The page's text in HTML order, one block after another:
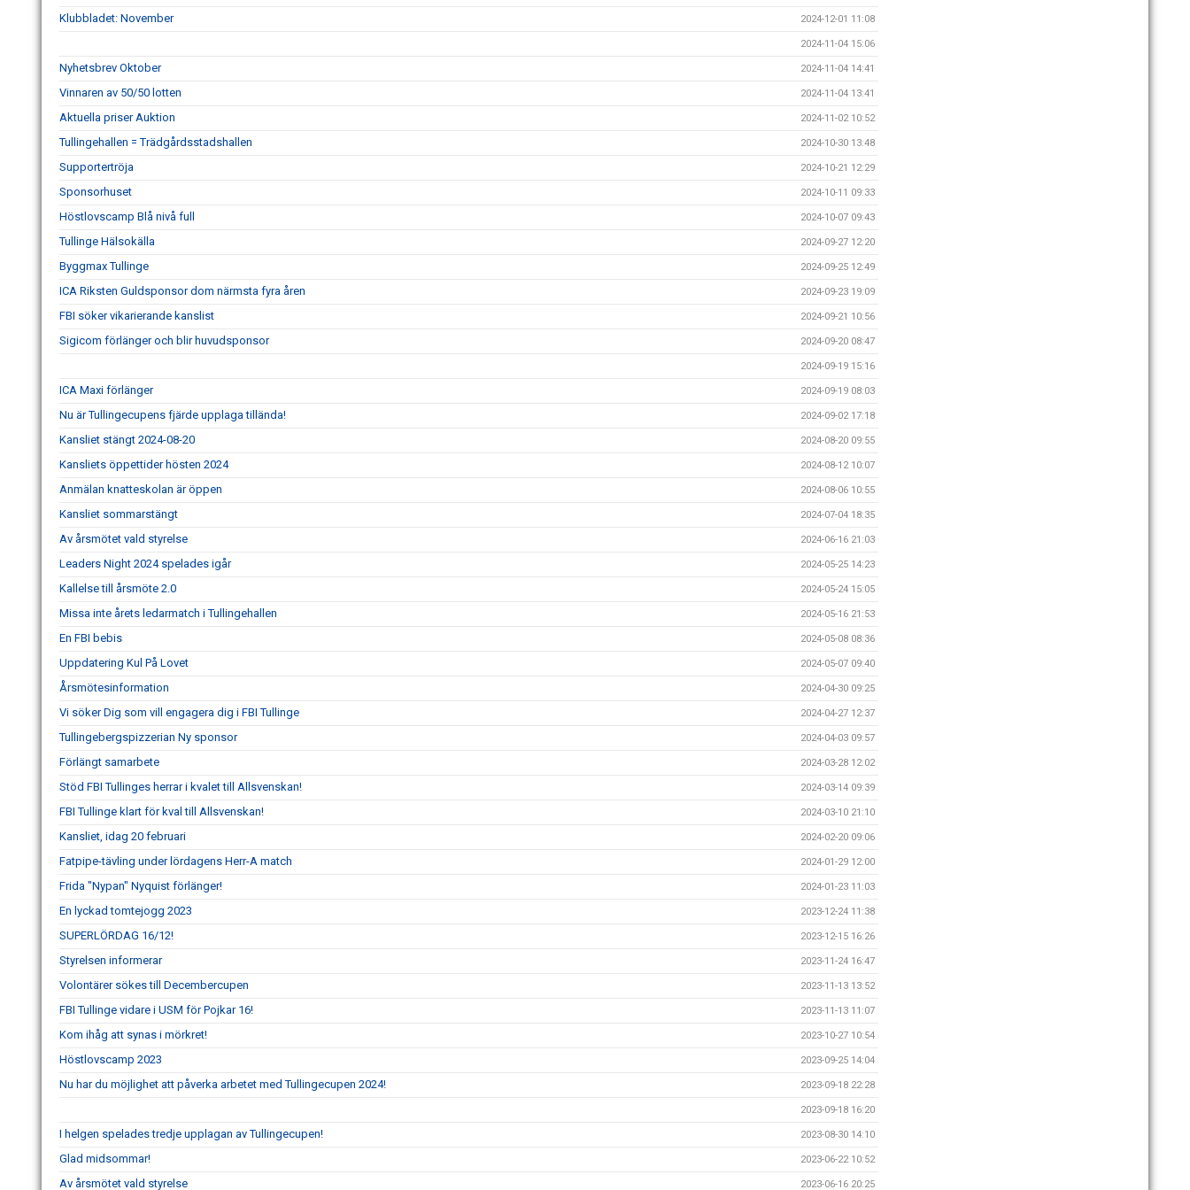
Klubbladet: November 2024-12-01 11:08
2024-11-04 15:06
Nyhetsbrev Oktober 2024-11-04 14:41
Vinnaren av 50/50 lotten 2024-11-04 13:41
Aktuella priser Auktion 2024-11-02 10:52
Tullingehallen = Trädgårdsstadshallen 2024-10-30 13:48
Supportertröja 2024-10-21 12:29
Sponsorhuset 2024-10-11 09:33
Höstlovscamp Blå nivå full 2024-10-07 09:43
Tullinge Hälsokälla 2024-09-27 12:20
Byggmax Tullinge 2024-09-25 12:49
ICA Riksten Guldsponsor dom närmsta fyra åren 2024-09-23 19:09
FBI söker vikarierande kanslist 2024-09-21 10:56
Sigicom förlänger och blir huvudsponsor 2024-09-20 08:47
2024-09-19 15:16
ICA Maxi förlänger 2024-09-19 08:03
Nu är Tullingecupens fjärde upplaga tillända! 2024-09-02 17:18
Kansliet stängt 2024-08-20 2024-08-20 09:55
Kansliets öppettider hösten 2024 2024-08-12 10:07
Anmälan knatteskolan är öppen 2024-08-06 10:55
Kansliet sommarstängt 2024-07-04 18:35
Av årsmötet vald styrelse 2024-06-16 21:03
Leaders Night 2024 spelades igår 2024-05-25 14:23
Kallelse till årsmöte 2.0 2024-05-24 15:05
Missa inte årets ledarmatch i Tullingehallen 2024-05-16 21:53
En FBI bebis 2024-05-08 08:36
Uppdatering Kul På Lovet 2024-05-07 09:40
Årsmötesinformation 2024-04-30 09:25
Vi söker Dig som vill engagera dig i FBI Tullinge 2024-04-27 12:37
Tullingebergspizzerian Ny sponsor 2024-04-03 09:57
Förlängt samarbete 2024-03-28 12:02
Stöd FBI Tullinges herrar i kvalet till Allsvenskan! 2024-03-14 09:39
FBI Tullinge klart för kval till Allsvenskan! 2024-03-10 21:10
Kansliet, idag 20 februari 2024-02-20 09:06
Fatpipe-tävling under lördagens Herr-A match 2024-01-29 12:00
Frida "Nypan" Nyquist förlänger! 2024-01-23 11:03
En lyckad tomtejogg 2023 2023-12-24 11:38
SUPERLÖRDAG 16/12! 2023-12-15 16:26
Styrelsen informerar 2023-11-24 16:47
Volontärer sökes till Decembercupen 2023-11-13 13:52
FBI Tullinge vidare i USM för Pojkar 16! 2023-11-13 11:07
Kom ihåg att synas i mörkret! 2023-10-27 10:54
Höstlovscamp 2023 2023-09-25 14:04
Nu har du möjlighet att påverka arbetet med Tullingecupen 2024! 2023-09-18 22:28
2023-09-18 16:20
I helgen spelades tredje upplagan av Tullingecupen! 2023-08-30 14:10
Glad midsommar! 2023-06-22 10:52
Av årsmötet vald styrelse 2023-06-16 20:25